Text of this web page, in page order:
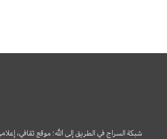
شبكة السراج في الطريق إلى الله؛ موقع ثقافي،